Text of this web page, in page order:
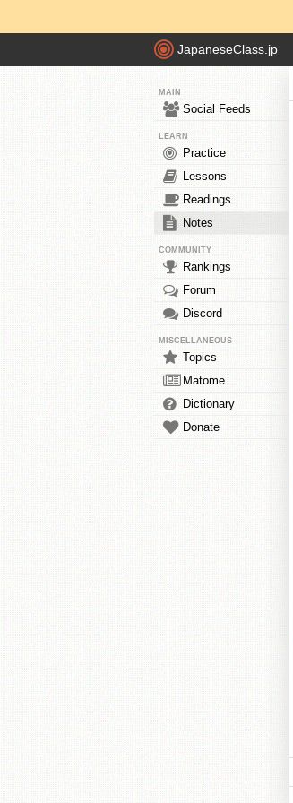
JapaneseClass.jp
MAIN
Social Feeds
LEARN
Practice
Lessons
Readings
Notes
COMMUNITY
Rankings
Forum
Discord
MISCELLANEOUS
Topics
Matome
Dictionary
Donate